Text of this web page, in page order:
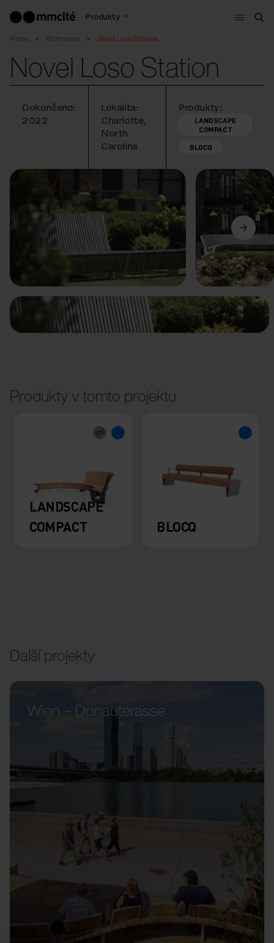
Produkty
Menu
Home Reference Novel Loso Station
Novel Loso Station
Dokončeno:
2022
Lokalita:
Charlotte,
North
Carolina
Produkty:
LANDSCAPE
COMPACT
BLOCQ
Předchozí Další
Produkty v tomto projektu
LANDSCAPE
COMPACT
BLOCQ
Další projekty
Wien – Donauterasse